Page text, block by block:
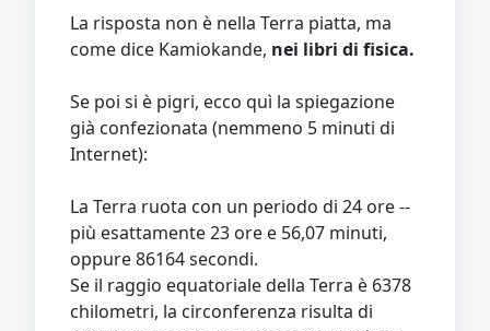
La risposta non è nella Terra piatta, ma
come dice Kamiokande, nei libri di fisica.
Se poi si è pigri, ecco quì la spiegazione
già confezionata (nemmeno 5 minuti di
Internet):
La Terra ruota con un periodo di 24 ore --
più esattamente 23 ore e 56,07 minuti,
oppure 86164 secondi.
Se il raggio equatoriale della Terra è 6378
chilometri, la circonferenza risulta di